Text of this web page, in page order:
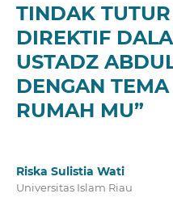
TINDAK
DIREKTIF
USTADZ
DENGAN
RUMAH MU”
Riska Sulistia Wati
Universitas Islam Riau